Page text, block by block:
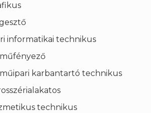
informatikai technikus
karbantartó technikus
technikus